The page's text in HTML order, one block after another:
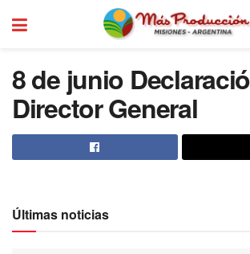
8 de junio
Director General
Últimas noticias